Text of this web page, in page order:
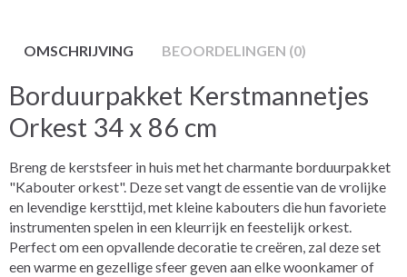
OMSCHRIJVING BEOORDELINGEN (0)
Borduurpakket Kerstmannetjes
Orkest 34 x 86 cm
Breng de kerstsfeer in huis met het charmante borduurpakket
"Kabouter orkest". Deze set vangt de essentie van de vrolijke
en levendige kersttijd, met kleine kabouters die hun favoriete
instrumenten spelen in een kleurrijk en feestelijk orkest.
Perfect om een opvallende decoratie te creëren, zal deze set
een warme en gezellige sfeer geven aan elke woonkamer of